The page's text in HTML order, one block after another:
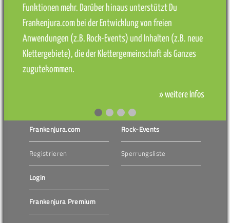
Funktionen mehr. Darüber hinaus unterstützt Du
Frankenjura.com bei der Entwicklung von freien
Anwendungen (z.B. Rock-Events) und Inhalten (z.B. neue
Klettergebiete), die der Klettergemeinschaft als Ganzes
zugutekommen.
» weitere Infos
Frankenjura.com
Registrieren
Login
Frankenjura Premium
Rock-Events
Sperrungsliste